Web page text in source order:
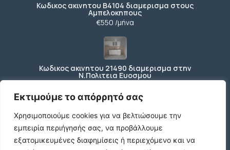
Εκτιμούμε το απόρρητό σας
Χρησιμοποιούμε cookies για να βελτιώσουμε την
εμπειρία περιήγησής σας, να προβάλλουμε
εξατομικευμένες διαφημίσεις ή περιεχόμενο και να
Κωδικος ακινητου Β4104 διαμερισμα στους
Αμπελοκηπους
€550 /μήνα
Κωδικος ακινητου 21490 διαμερισμα στην
Ν.Πολιτεια Ευοσμου
Κωδικος ακινητου 21489 διαμερισμα Ανωθεν
Κορδελιου
€80.000